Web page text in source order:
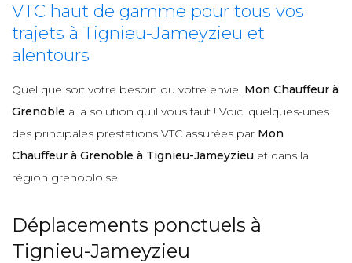
VTC haut de gamme pour tous vos
trajets à Tignieu-Jameyzieu et
alentours
Quel que soit votre besoin ou votre envie, Mon Chauffeur à
Grenoble a la solution qu’il vous faut ! Voici quelques-unes
des principales prestations VTC assurées par Mon
Chauffeur à Grenoble à Tignieu-Jameyzieu et dans la
région grenobloise.
Déplacements ponctuels à
Tignieu-Jameyzieu